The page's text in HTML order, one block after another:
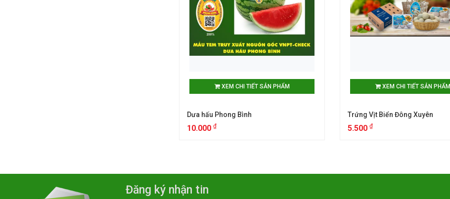
XEM CHI TIẾT SẢN PHẨM
Dưa hấu Phong Bình
10.000 ₫
XEM CHI TIẾT SẢN PHẨM
Trứng Vịt Biển Đông Xuyên
5.500 ₫
Đăng ký nhận tin